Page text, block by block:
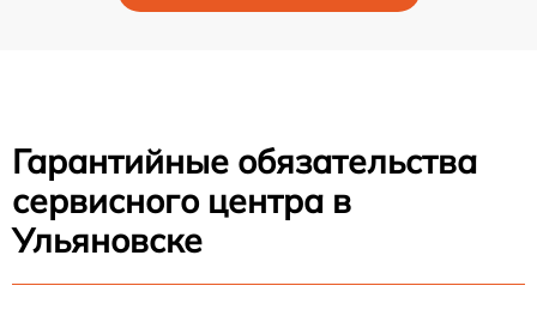
Гарантийные обязательства
сервисного центра в
Ульяновске